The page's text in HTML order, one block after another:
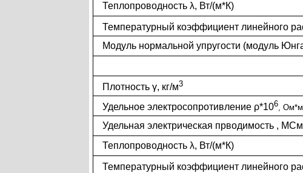
Теплопроводность λ, Вт/(м*К)
Температурный коэффициент линейного
Модуль нормальной упругости (модуль
Плотность γ, кг/м3
Удельное электросопротивление ρ*106, Ом*м
Удельная электрическая прводимость ,
Теплопроводность λ, Вт/(м*К)
Температурный коэффициент линейного